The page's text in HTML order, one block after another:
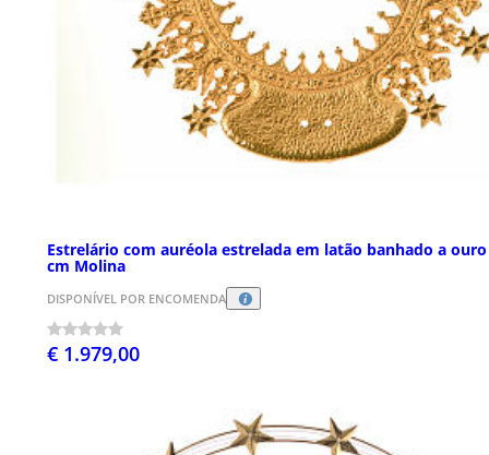
Estrelário com auréola estrelada em latão banhado a ouro
cm Molina
DISPONÍVEL POR ENCOMENDA
€ 1.979,00